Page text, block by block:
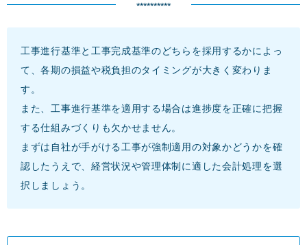
**********
工事進行基準と工事完成基準のどちらを採用するかによっ
て、各期の損益や税負担のタイミングが大きく変わりま
す。
また、工事進行基準を適用する場合は進捗度を正確に把握
する仕組みづくりも欠かせません。
まずは自社が手がける工事が強制適用の対象かどうかを確
認したうえで、経営状況や管理体制に適した会計処理を選
択しましょう。